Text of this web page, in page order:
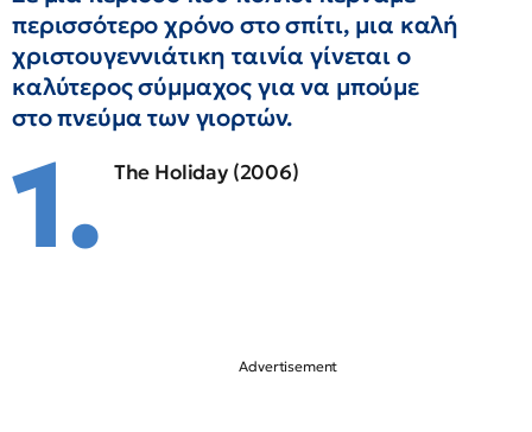
περισσότερο χρόνο στο σπίτι, μια καλή
χριστουγεννιάτικη ταινία γίνεται ο
καλύτερος σύμμαχος για να μπούμε
στο πνεύμα των γιορτών.
1. The Holiday (2006)